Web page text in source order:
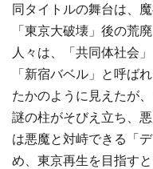
同タイトルの舞台は、
「東京大破壊」後の荒
人々は、「共同体社会
「新宿バベル」と呼ば
たかのように見えたが
謎の柱がそびえ立ち、
は悪魔と対峙できる「
め、東京再生を目指す